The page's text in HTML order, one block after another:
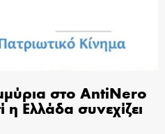
στο AntiNero
Ελλάδα συνεχίζει